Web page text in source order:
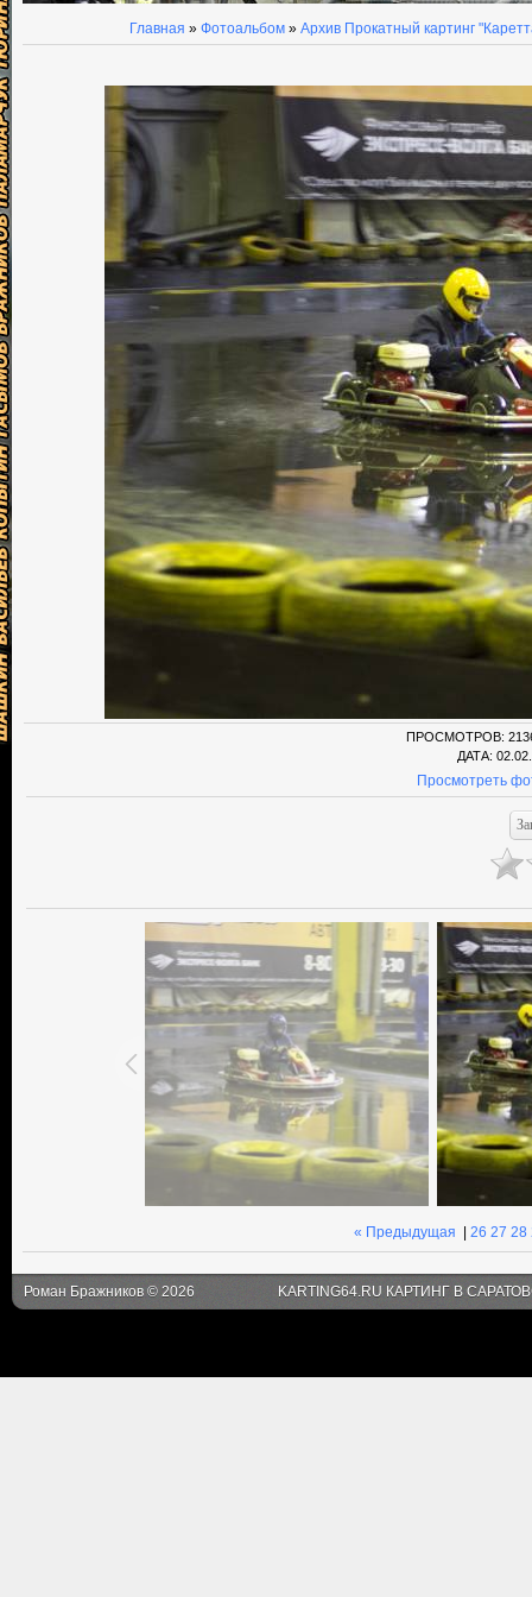
Главная » Фотоальбом » Архив Прокатный картинг
ПРОСМОТРОВ:
ДАТА:
Просмотреть
« Предыдущая 26 27 28
Роман Бражников © 2026 KARTING64.RU КАРТИНГ В